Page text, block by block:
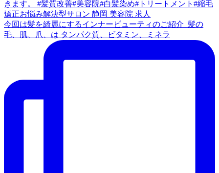
今回は髪を綺麗にするインナービューティのご紹介 ⁡ 髪の
毛、肌、爪、は タンパク質、ビタミン、ミネラ